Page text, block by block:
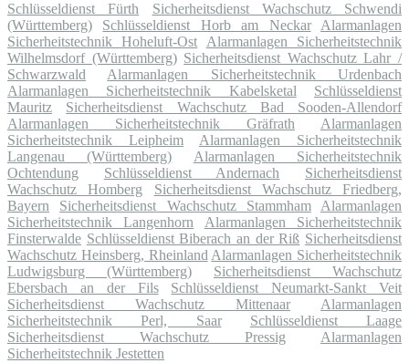
Schlüsseldienst Fürth
Sicherheitsdienst Wachschutz Schwendi
(Württemberg)
Schlüsseldienst Horb am Neckar
Alarmanlagen
Sicherheitstechnik Hoheluft-Ost
Alarmanlagen Sicherheitstechnik
Wilhelmsdorf (Württemberg) Sicherheitsdienst Wachschutz Lahr /
Schwarzwald
Alarmanlagen Sicherheitstechnik Urdenbach
Alarmanlagen Sicherheitstechnik Kabelsketal
Schlüsseldienst
Mauritz
Sicherheitsdienst Wachschutz Bad Sooden-Allendorf
Alarmanlagen Sicherheitstechnik Gräfrath
Alarmanlagen
Sicherheitstechnik Leipheim
Alarmanlagen Sicherheitstechnik
Langenau (Württemberg)
Alarmanlagen Sicherheitstechnik
Ochtendung
Schlüsseldienst Andernach
Sicherheitsdienst
Wachschutz Homberg
Sicherheitsdienst Wachschutz Friedberg,
Bayern
Sicherheitsdienst Wachschutz Stammham
Alarmanlagen
Sicherheitstechnik Langenhorn
Alarmanlagen Sicherheitstechnik
Finsterwalde Schlüsseldienst Biberach an der Riß Sicherheitsdienst
Wachschutz Heinsberg, Rheinland Alarmanlagen Sicherheitstechnik
Ludwigsburg (Württemberg)
Sicherheitsdienst Wachschutz
Ebersbach an der Fils
Schlüsseldienst Neumarkt-Sankt Veit
Sicherheitsdienst Wachschutz Mittenaar
Alarmanlagen
Sicherheitstechnik Perl, Saar
Schlüsseldienst Laage
Sicherheitsdienst Wachschutz Pressig
Alarmanlagen
Sicherheitstechnik Jestetten